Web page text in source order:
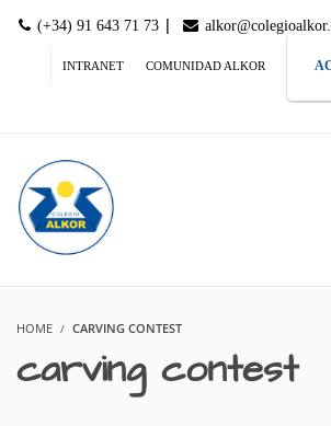
(+34) 91 643 71 73 |
INTRANET COMUNIDAD ALKOR
HOME CARVING CONTEST
carving contest